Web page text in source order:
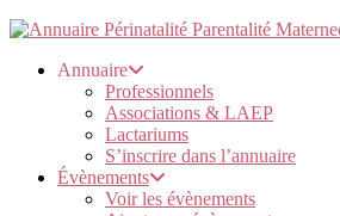
Annuaire
Professionnels
Associations & LAEP
Lactariums
S’inscrire dans l’annuaire
Évènements
Voir les évènements